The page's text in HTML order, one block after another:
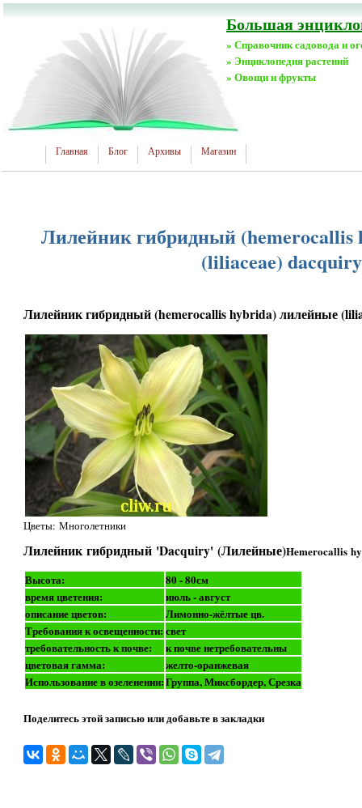
Большая
» Справочник садовода и
» Энциклопедия растений
» Овощи и фрукты
Главная Блог Архивы Магазин
Лилейник гибридный
(liliaceae) dacquiry
Лилейник гибридный (hemerocallis hybrida) лилейные
Цветы: Многолетники
Лилейник гибридный 'Dacquiry' (Лилейные)Hemerocallis
Высота:
80 - 80см
время цветения:
июль - август
описание цветов:
Лимонно-жёлтые цв.
Требования к освещенности: свет
требовательность к почве:
к почве нетребовательны
цветовая гамма:
желто-оранжевая
Использование в озеленении:Группа, Миксбордер, Срезка
Поделитесь этой записью или добавьте в закладки